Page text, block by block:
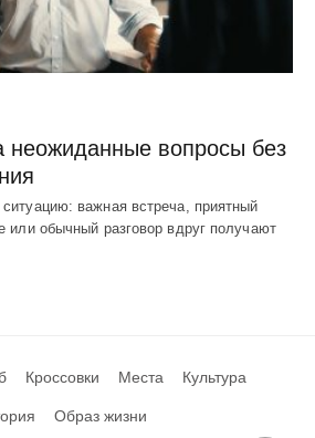
неожиданные вопросы без
важная встреча, приятный
или обычный разговор вдруг получают
Кроссовки Места Культура
Образ жизни